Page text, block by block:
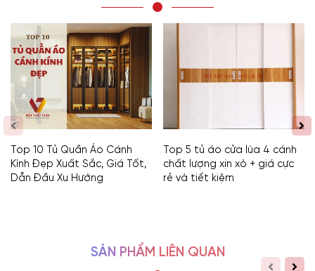
Top 10 Tủ Quần Áo Cánh
Kính Đẹp Xuất Sắc, Giá Tốt,
Dẫn Đầu Xu Hướng
Top 5 tủ áo cửa lùa 4 cánh
chất lượng xịn xò + giá cực
rẻ và tiết kiệm
SẢN PHẨM LIÊN QUAN